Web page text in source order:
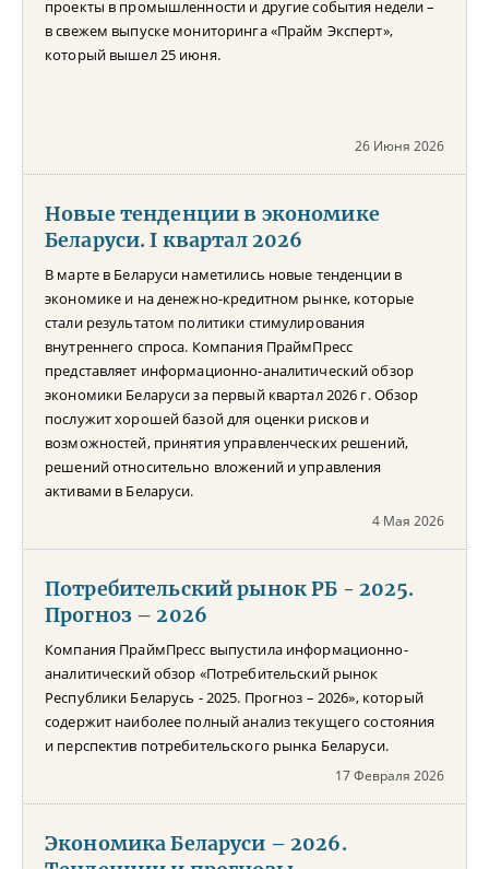
проекты в промышленности и другие события недели –
в свежем выпуске мониторинга «Прайм Эксперт»,
который вышел 25 июня.
26 Июня 2026
Новые тенденции в экономике
Беларуси. I квартал 2026
В марте в Беларуси наметились новые тенденции в
экономике и на денежно-кредитном рынке, которые
стали результатом политики стимулирования
внутреннего спроса. Компания ПраймПресс
представляет информационно-аналитический обзор
экономики Беларуси за первый квартал 2026 г. Обзор
послужит хорошей базой для оценки рисков и
возможностей, принятия управленческих решений,
решений относительно вложений и управления
активами в Беларуси.
4 Мая 2026
Потребительский рынок РБ - 2025.
Прогноз – 2026
Компания ПраймПресс выпустила информационно-
аналитический обзор «Потребительский рынок
Республики Беларусь - 2025. Прогноз – 2026», который
содержит наиболее полный анализ текущего состояния
и перспектив потребительского рынка Беларуси.
17 Февраля 2026
Экономика Беларуси – 2026.